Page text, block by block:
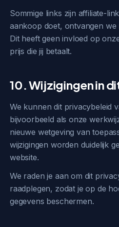
Sommige links zijn affiliate-
aankoop doet, ontvangen we
Dit heeft geen invloed op
prijs die jij betaalt.
10. Wijzigingen in
We kunnen dit privacybeleid
bijvoorbeeld als onze
nieuwe wetgeving van
wijzigingen worden duidelijk
website.
We raden je aan om dit
raadplegen, zodat je op de
gegevens beschermen.